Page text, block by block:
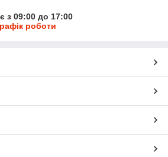
з 09:00 до 17:00
роботи